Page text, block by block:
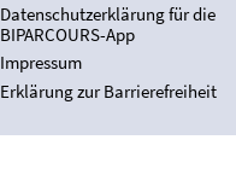
Datenschutzerklärung für die
BIPARCOURS-App
Impressum
Erklärung zur Barrierefreiheit